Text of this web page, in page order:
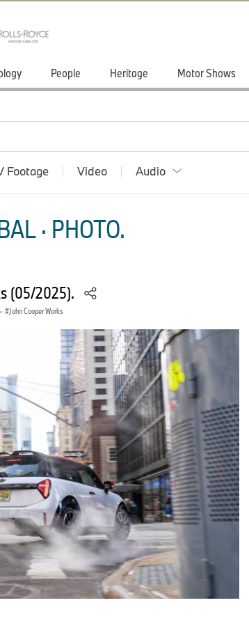
People Heritage Motor Shows
Footage Video Audio
· PHOTO.
(05/2025).
· John Cooper Works